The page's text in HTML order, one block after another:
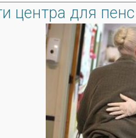
центра для